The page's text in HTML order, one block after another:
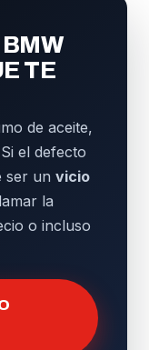
TE
de aceite,
el defecto
ser un vicio
la
o incluso